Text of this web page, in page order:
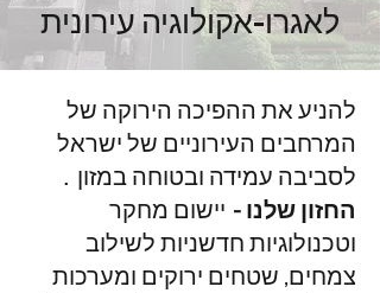
לאגרו-אקולוגיה עירונית
להניע את ההפיכה הירוקה של
המרחבים העירוניים של ישראל
לסביבה עמידה ובטוחה במזון .
החזון שלנו - יישום מחקר
וטכנולוגיות חדשניות לשילוב
צמחים, שטחים ירוקים ומערכות